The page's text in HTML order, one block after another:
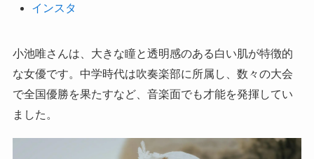
インスタ
小池唯さんは、大きな瞳と透明感のある白い肌が特徴的
な女優です。中学時代は吹奏楽部に所属し、数々の大会
で全国優勝を果たすなど、音楽面でも才能を発揮してい
ました。